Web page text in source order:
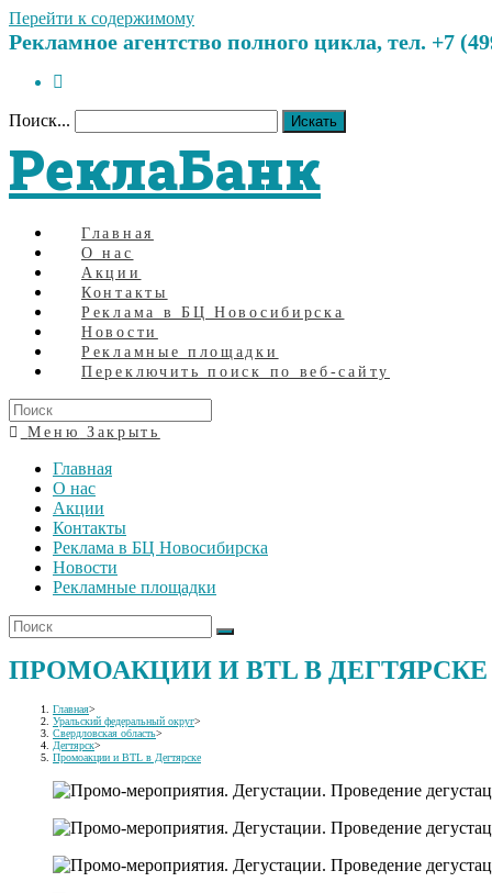
Перейти к содержимому
Рекламное агентство полного цикла, тел. +7
Поиск... Искать
РеклаБанк
Главная
О нас
Акции
Контакты
Реклама в БЦ Новосибирска
Новости
Рекламные площадки
Переключить поиск по веб-сайту
Меню Закрыть
Главная
О нас
Акции
Контакты
Реклама в БЦ Новосибирска
Новости
Рекламные площадки
ПРОМОАКЦИИ И BTL В ДЕГТЯРСКЕ
Главная>
Уральский федеральный округ>
Свердловская область>
Дегтярск>
Промоакции и BTL в Дегтярске